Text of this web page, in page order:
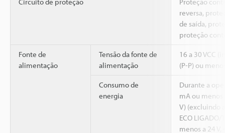
reversa,
de saída,
proteção
Fonte de
alimentação
Tensão da fonte de
alimentação
16 a 30 VCC
(P-P) ou
Consumo de
energia
Durante a
mA ou menos
V) (excluindo
ECO
menos a 24